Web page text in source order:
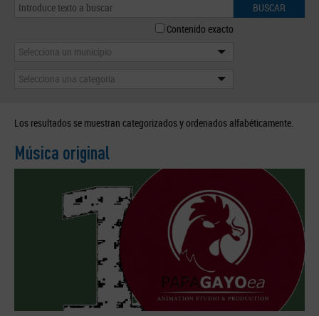
BUSCAR
Contenido exacto
Selecciona un municipio
Selecciona una categoría
Los resultados se muestran categorizados y ordenados alfabéticamente.
Música original